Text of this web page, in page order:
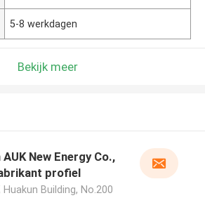
5-8 werkdagen
Bekijk meer
AUK New Energy Co.,
profiel
Huakun Building, No.200